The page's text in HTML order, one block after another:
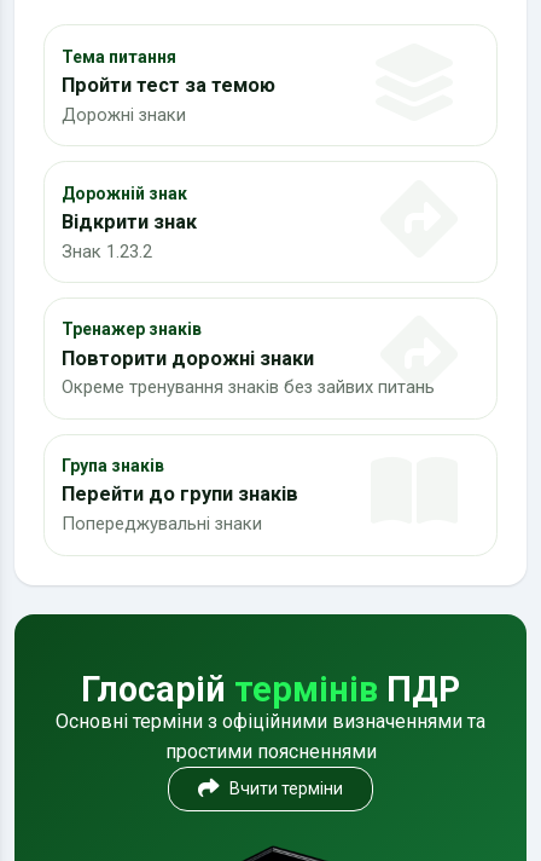
Тема питання
Пройти тест за темою
Дорожні знаки
Дорожній знак
Відкрити знак
Знак 1.23.2
Тренажер знаків
Повторити дорожні знаки
Окреме тренування знаків без зайвих питань
Група знаків
Перейти до групи знаків
Попереджувальні знаки
Глосарій термінів ПДР
Основні терміни з офіційними визначеннями та
простими поясненнями
Вчити терміни